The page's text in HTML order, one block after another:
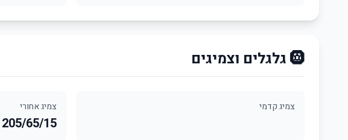
🛞 גלגלים וצמיגים
צמיג קדמי צמיג אחורי
205/65/15